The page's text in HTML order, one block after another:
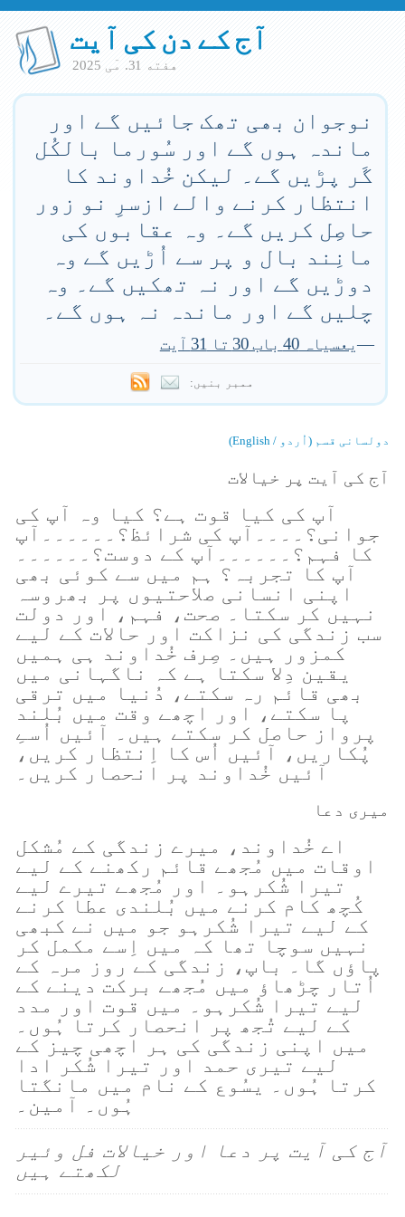
آج کے دن کی آیت
هفته 31. مٓی 2025
نوجوان بھی تھک جائیں گے اور
ماندہ ہوں گے اور سُورما بالکُل
گَر پڑیں گے۔ لیکن خُداوند کا
انتظار کرنے والے ازسرِ نو زور
حاصِل کریں گے۔ وہ عقابوں کی
مانِند بال و پر سے اُڑیں گے وہ
دوڑیں گے اور نہ تھکیں گے۔ وہ
چلیں گے اور ماندہ نہ ہوں گے۔
—یعسیاہ 40 باب 30 تا 31 آیت
ممبر بنیں:
دولسانی قسم (اُردو / English)
آج کی آیت پر خیالات
آپ کی کیا قوت ہے؟ کیا وہ آپ کی
جوانی؟۔۔۔۔آپ کی شرائظ؟۔۔۔۔۔۔آپ
کا فہم؟۔۔۔۔۔۔آپ کے دوست؟۔۔۔۔۔۔
آپ کا تجربہ؟ ہم میں سے کوئی بھی
اپنی انسانی صلاحتیوں پر بھروسہ
نہیں کر سکتا۔ صحت، فہم، اور دولت
سب زندگی کی نزاکت اور حالات کے لیے
کمزور ہیں۔ صِرف خُداوند ہی ہمیں
یقین دِلا سکتا ہے کہ ناگہانی میں
بھی قائم رہ سکتے، دُنیا میں ترقی
پا سکتے، اور اچھے وقت میں بُلند
پرواز حاصل کر سکتے ہیں۔ آئیں اُسےِ
پُکاریں، آئیں اُس کا اِنتظار کریں،
آئیں خُداوند پر انحصار کریں۔
میری دعا
اے خُداوند، میرے زندگی کے مُشکل
اوقات میں مُجھے قائم رکھنے کے لیے
تیرا شُکرہو۔ اور مُجھے تیرے لیے
کُچھ کام کرنے میں بُلندی عطا کرنے
کے لیے تیرا شُکرہو جو میں نے کبھی
نہیں سوچا تھا کہ میں اِسے مکمل کر
پاؤں گا۔ باپ، زندگی کے روز مرہ کے
اُتار چڑھاؤ میں مُجھے برکت دینے کے
لیے تیرا شُکرہو۔ میں قوت اور مدد
کے لیے تُجھ پر انحصار کرتا ہُوں۔
میں اپنی زندگی کی ہر اچھی چیز کے
لیے تیری حمد اور تیرا شُکر ادا
کرتا ہُوں۔ یسُوع کے نام میں مانگتا
ہُوں۔ آمین۔
آج کی آیت پر دعا اور خیالات فل وئیر
لکھتے ہیں